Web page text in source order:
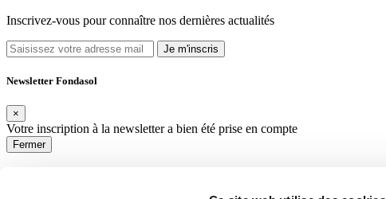
Inscrivez-vous pour connaître nos dernières actualités
Je m'inscris
Newsletter Fondasol
×
Votre inscription à la newsletter a bien été prise en compte
Fermer